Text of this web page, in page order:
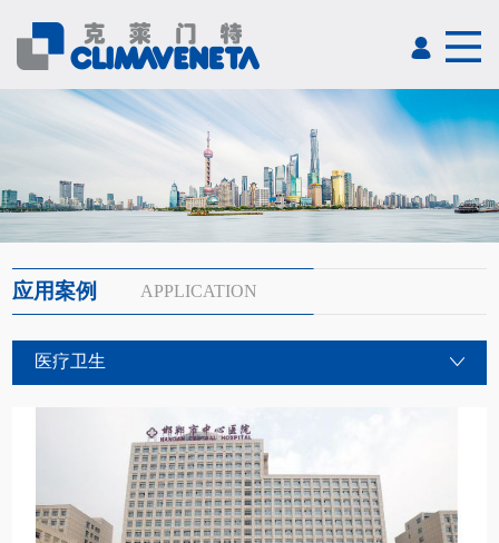
应用案例 APPLICATION
医疗卫生